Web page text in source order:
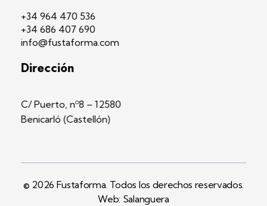
+34 964 470 536
+34 686 407 690
info@fustaforma.com
Dirección
C/ Puerto, nº8 – 12580
Benicarló (Castellón)
© 2026 Fustaforma. Todos los derechos reservados.
Web: Salanguera